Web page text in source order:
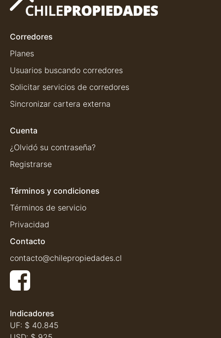
Corredores
Planes
Usuarios buscando corredores
Solicitar servicios de corredores
Sincronizar cartera externa
Cuenta
¿Olvidó su contraseña?
Registrarse
Términos y condiciones
Términos de servicio
Privacidad
Contacto
contacto@chilepropiedades.cl
Indicadores
UF: $ 40.845